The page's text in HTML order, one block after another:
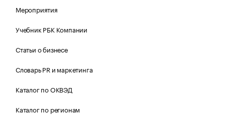
Мероприятия
Учебник РБК Компании
Статьи о бизнесе
Словарь PR и маркетинга
Каталог по ОКВЭД
Каталог по регионам